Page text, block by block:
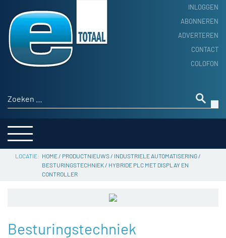
INLOGGEN
ABONNEREN
ADVERTEREN
CONTACT
COLOFON
Zoeken naar:
HOME
PRODUCTNIEUWS
ACHTERGROND
THEMA’S
SERVICE
HOME/ PRODUCTNIEUWS/ INDUSTRIELE AUTOMATISERING/
BESTURINGSTECHNIEK/ HYBRIDE PLC MET DISPLAY EN
CONTROLLER
Besturingstechniek